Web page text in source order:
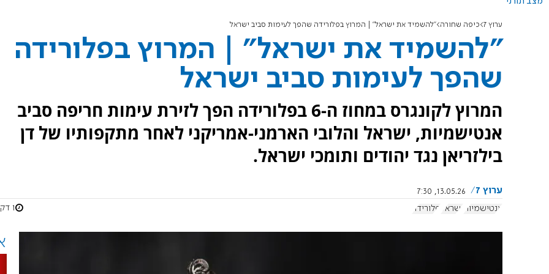
ערוץ 7 כיפה שחורה "להשמיד את ישראל" | המרוץ בפלורידה שהפך לעימות סביב ישראל
"להשמיד את ישראל" | המרוץ בפלורידה
שהפך לעימות סביב ישראל
המרוץ לקונגרס במחוז ה-6 בפלורידה הפך לזירת עימות חריפה סביב
אנטישמיות, ישראל והלובי הארמני-אמריקני לאחר מתקפותיו של דן
בילזריאן נגד יהודים ותומכי ישראל.
ערוץ 7
13.05.26, 7:30
אנטישמיות
ישראל פלורידה 1 דקות